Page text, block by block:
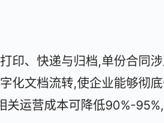
印、快递与归档,单份合同
化文档流转,使企业能够彻
关运营成本可降低90%-